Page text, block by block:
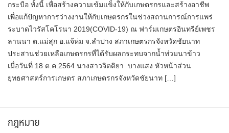
กระบือ ทั้งนี้​ เพื่อสร้างความเข้มแข็งให้กับเกษตรกรและสร้างอาชีพ​
เพื่อแก้ปัญหาการว่างงานให้กับเกษตรกรในช่วงสถานการณ์​การแพร่
ระบาดไวรัสโคโรนา​ 2019​(COVID-19) ณ ฟาร์มเกษตรอินทรีย์เพชร
ลานนา ต.แม่สุก อ.แจ้ห่ม จ.ลำปาง สภาเกษตรกรจังหวัดชัยนาท
ประสานช่วยเหลือเกษตรกรที่ได้รับผลกระทบจากน้ำท่วมนาข้าว
เมื่อวันที่ 18 ต.ค.2564 นางสาวจิตติยา บางแสง หัวหน้าส่วน
ยุทธศาสตร์การเกษตร สภาเกษตรกรจังหวัดชัยนาท […]
กฎหมาย